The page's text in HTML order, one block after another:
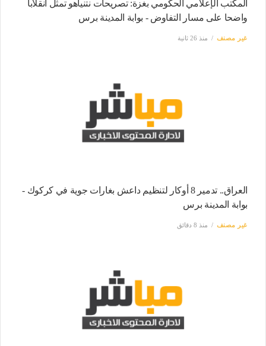
المكتب الإعلامي الحكومي بغزة: تصريحات نتنياهو تمثل انقلابا
واضحا على مسار التفاوض - بوابة المدينة برس
غير مصنف منذ 26 ثانية
العراق.. تدمير 8 أوكار لتنظيم داعش بغارات جوية في كركوك -
بوابة المدينة برس
غير مصنف منذ 8 دقائق